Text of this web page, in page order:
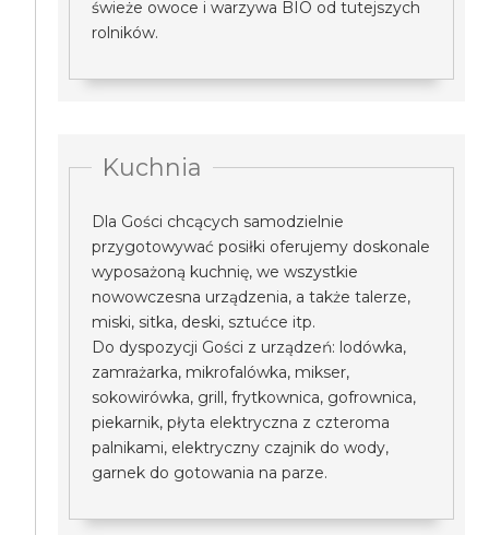
świeże owoce i warzywa BIO od tutejszych
rolników.
Kuchnia
Dla Gości chcących samodzielnie
przygotowywać posiłki oferujemy doskonale
wyposażoną kuchnię, we wszystkie
nowowczesna urządzenia, a także talerze,
miski, sitka, deski, sztućce itp.
Do dyspozycji Gości z urządzeń: lodówka,
zamrażarka, mikrofalówka, mikser,
sokowirówka, grill, frytkownica, gofrownica,
piekarnik, płyta elektryczna z czteroma
palnikami, elektryczny czajnik do wody,
garnek do gotowania na parze.